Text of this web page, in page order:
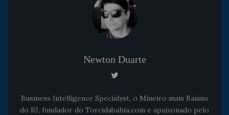
Newton Duarte
Business Intelligence Specialyst, o Mineiro mais Baiano
do RJ, fundador do Torcidabahia.com e apaixonado pelo